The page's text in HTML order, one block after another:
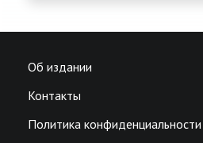
Об издании
Контакты
Политика конфиденциальности